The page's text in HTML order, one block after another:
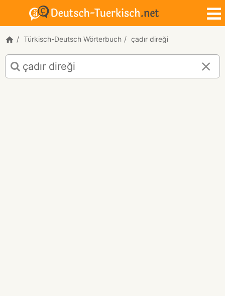
Türkisch-Deutsch Wörterbuch çadır direği
Türkisch-
Deutsch
Übersetzung